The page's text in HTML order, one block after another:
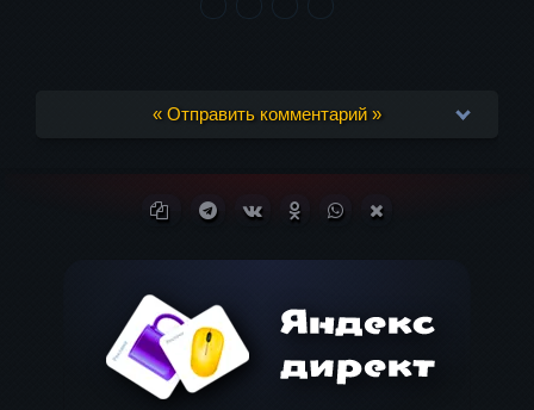
« Отправить комментарий »
Ваш адрес email не будет опубликован.
Копировать ссылку
Поделиться в Telegram
Поделиться ВКонтакте
Поделиться в